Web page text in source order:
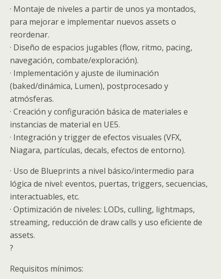
· Montaje de niveles a partir de unos ya montados,
para mejorar e implementar nuevos assets o
reordenar.
· Diseño de espacios jugables (flow, ritmo, pacing,
navegación, combate/exploración).
· Implementación y ajuste de iluminación
(baked/dinámica, Lumen), postprocesado y
atmósferas.
· Creación y configuración básica de materiales e
instancias de material en UE5.
· Integración y trigger de efectos visuales (VFX,
Niagara, partículas, decals, efectos de entorno).
· Uso de Blueprints a nivel básico/intermedio para
lógica de nivel: eventos, puertas, triggers, secuencias,
interactuables, etc.
· Optimización de niveles: LODs, culling, lightmaps,
streaming, reducción de draw calls y uso eficiente de
assets.
?
Requisitos mínimos: